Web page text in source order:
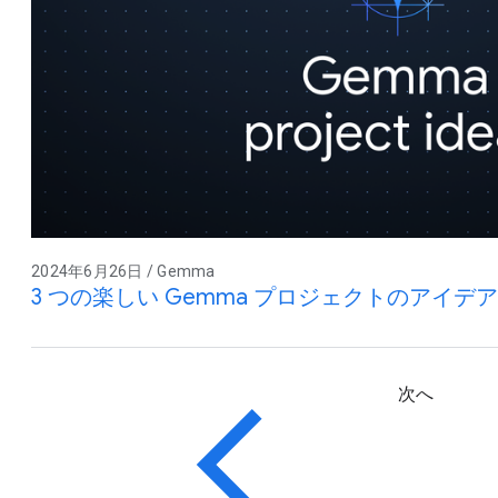
2024年6月26日 / Gemma
3 つの楽しい Gemma プロジェクトのアイデア
次へ